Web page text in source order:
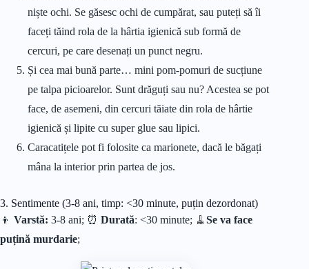
niște ochi. Se găsesc ochi de cumpărat, sau puteți să îi
faceți tăind rola de la hârtia igienică sub formă de
cercuri, pe care desenați un punct negru.
Și cea mai bună parte… mini pom-pomuri de sucțiune
pe talpa picioarelor. Sunt drăguți sau nu? Acestea se pot
face, de asemeni, din cercuri tăiate din rola de hârtie
igienică și lipite cu super glue sau lipici.
Caracatițele pot fi folosite ca marionete, dacă le băgați
mâna la interior prin partea de jos.
3. Sentimente (3-8 ani, timp: <30 minute, puțin dezordonat)
👦 Varstă: 3-8 ani; ⏰ Durată: <30 minute; 🧹 Se va face
puțină murdarie;